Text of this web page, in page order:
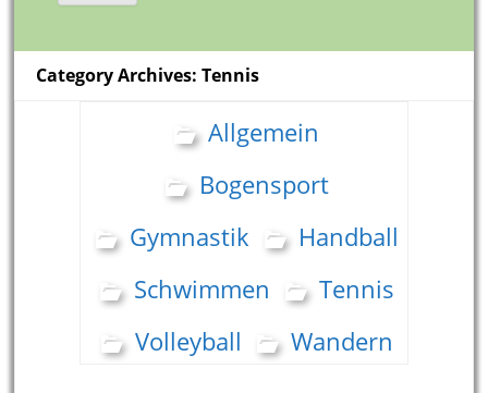
Category Archives: Tennis
Allgemein
Bogensport
Gymnastik
Handball
Schwimmen
Tennis
Volleyball
Wandern